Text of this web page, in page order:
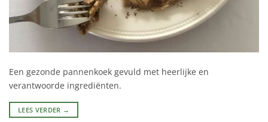
Een gezonde pannenkoek gevuld met heerlijke en
verantwoorde ingrediënten.
LEES VERDER →